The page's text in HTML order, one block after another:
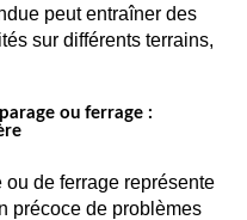
peut entraîner des
sur différents terrains,
ou ferrage :
de ferrage représente
précoce de problèmes